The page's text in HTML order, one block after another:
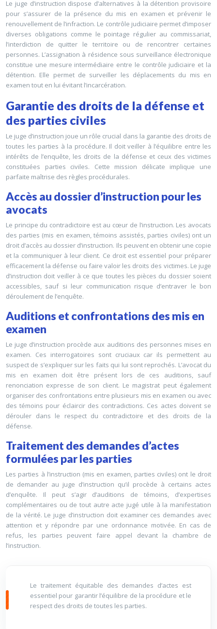
Le juge d’instruction dispose d’alternatives à la détention provisoire
pour s’assurer de la présence du mis en examen et prévenir le
renouvellement de l’infraction. Le contrôle judiciaire permet d’imposer
diverses obligations comme le pointage régulier au commissariat,
l’interdiction de quitter le territoire ou de rencontrer certaines
personnes. L’assignation à résidence sous surveillance électronique
constitue une mesure intermédiaire entre le contrôle judiciaire et la
détention. Elle permet de surveiller les déplacements du mis en
examen tout en lui évitant l’incarcération.
Garantie des droits de la défense et
des parties civiles
Le juge d’instruction joue un rôle crucial dans la garantie des droits de
toutes les parties à la procédure. Il doit veiller à l’équilibre entre les
intérêts de l’enquête, les droits de la défense et ceux des victimes
constituées parties civiles. Cette mission délicate implique une
parfaite maîtrise des règles procédurales.
Accès au dossier d’instruction pour les
avocats
Le principe du contradictoire est au cœur de l’instruction. Les avocats
des parties (mis en examen, témoins assistés, parties civiles) ont un
droit d’accès au dossier d’instruction. Ils peuvent en obtenir une copie
et la communiquer à leur client. Ce droit est essentiel pour préparer
efficacement la défense ou faire valoir les droits des victimes. Le juge
d’instruction doit veiller à ce que toutes les pièces du dossier soient
accessibles, sauf si leur communication risque d’entraver le bon
déroulement de l’enquête.
Auditions et confrontations des mis en
examen
Le juge d’instruction procède aux auditions des personnes mises en
examen. Ces interrogatoires sont cruciaux car ils permettent au
suspect de s’expliquer sur les faits qui lui sont reprochés. L’avocat du
mis en examen doit être présent lors de ces auditions, sauf
renonciation expresse de son client. Le magistrat peut également
organiser des confrontations entre plusieurs mis en examen ou avec
des témoins pour éclaircir des contradictions. Ces actes doivent se
dérouler dans le respect du contradictoire et des droits de la
défense.
Traitement des demandes d’actes
formulées par les parties
Les parties à l’instruction (mis en examen, parties civiles) ont le droit
de demander au juge d’instruction qu’il procède à certains actes
d’enquête. Il peut s’agir d’auditions de témoins, d’expertises
complémentaires ou de tout autre acte jugé utile à la manifestation
de la vérité. Le juge d’instruction doit examiner ces demandes avec
attention et y répondre par une ordonnance motivée. En cas de
refus, les parties peuvent faire appel devant la chambre de
l’instruction.
Le traitement équitable des demandes d’actes est
essentiel pour garantir l’équilibre de la procédure et le
respect des droits de toutes les parties.